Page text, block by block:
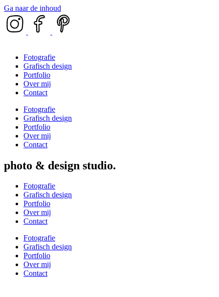
Ga naar de inhoud
Fotografie
Grafisch design
Portfolio
Over mij
Contact
Fotografie
Grafisch design
Portfolio
Over mij
Contact
photo & design studio
Fotografie
Grafisch design
Portfolio
Over mij
Contact
Fotografie
Grafisch design
Portfolio
Over mij
Contact